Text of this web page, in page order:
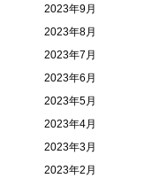
2023年9月
2023年8月
2023年7月
2023年6月
2023年5月
2023年4月
2023年3月
2023年2月